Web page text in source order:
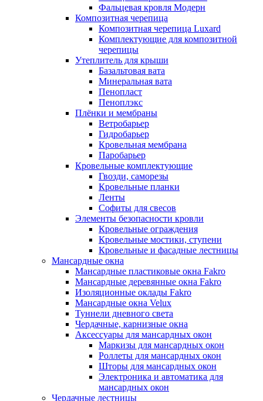
Фальцевая кровля Модерн
Композитная черепица
Композитная черепица Luxard
Комплектующие для композитной
черепицы
Утеплитель для крыши
Базальтовая вата
Минеральная вата
Пенопласт
Пеноплэкс
Плёнки и мембраны
Ветробарьер
Гидробарьер
Кровельная мембрана
Паробарьер
Кровельные комплектующие
Гвозди, саморезы
Кровельные планки
Ленты
Софиты для свесов
Элементы безопасности кровли
Кровельные ограждения
Кровельные мостики, ступени
Кровельные и фасадные лестницы
Мансардные окна
Мансардные пластиковые окна Fakro
Мансардные деревянные окна Fakro
Изоляционные оклады Fakro
Мансардные окна Velux
Туннели дневного света
Чердачные, карнизные окна
Аксессуары для мансардных окон
Маркизы для мансардных окон
Роллеты для мансардных окон
Шторы для мансардных окон
Электроника и автоматика для
мансардных окон
Чердачные лестницы